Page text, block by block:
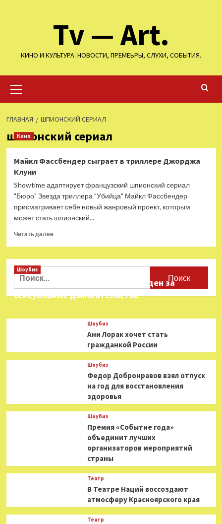
Tv — Art.
КИНО И КУЛЬТУРА: НОВОСТИ, ПРЕМЕЬРЫ, СЛУХИ, СОБЫТИЯ.
меню
ГЛАВНАЯ ШПИОНСКИЙ СЕРИАЛ
шпионский сериал
Кино
Майкл Фассбендер сыграет в триллере Джорджа
Клуни
Showtime адаптирует французский шпионский сериал
"Бюро" Звезда триллера "Убийца" Майкл Фассбендер
присматривает себе новый жанровый проект, которым
может стать шпионский...
Читать далееПрочитать
Майкл
в
триллере
Клуни
Найти:
Шоубиз
Звезда «Игры в кальмара» осужден за
сексуальные домогательства
Шоубиз
Ани Лорак хочет стать
гражданкой России
Шоубиз
Федор Добронравов взял отпуск
на год для восстановления
здоровья
Шоубиз
Премия «Событие года»
объединит лучших
организаторов мероприятий
страны
Театр
В Театре Наций воссоздают
атмосферу Красноярского края
Театр